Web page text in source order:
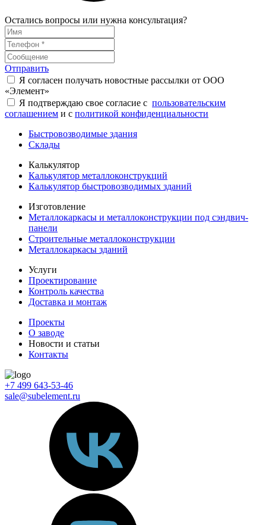
Остались вопросы или нужна консультация?
Отправить
Я согласен получать новостные рассылки от ООО
«Элемент»
Я подтверждаю свое согласие с пользовательским
соглашением и с политикой конфиденциальности
Быстровозводимые здания
Склады
Калькулятор
Калькулятор металлоконструкций
Калькулятор быстровозводимых зданий
Изготовление
Металлокаркасы и металлоконструкции под сэндвич-
панели
Строительные металлоконструкции
Металлокаркасы зданий
Услуги
Проектирование
Контроль качества
Доставка и монтаж
Проекты
О заводе
Новости и статьи
Контакты
+7 499 643-53-46
sale@subelement.ru